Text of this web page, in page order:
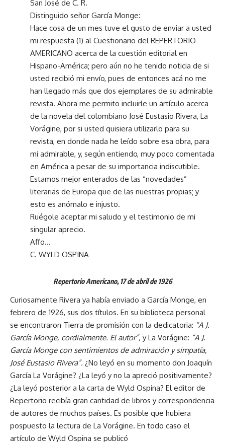
San José de C. R.
Distinguido señor García Monge:
Hace cosa de un mes tuve el gusto de enviar a usted
mi respuesta (1) al Cuestionario del REPERTORIO
AMERICANO acerca de la cuestión editorial en
Hispano-América; pero aún no he tenido noticia de si
usted recibió mi envío, pues de entonces acá no me
han llegado más que dos ejemplares de su admirable
revista. Ahora me permito incluirle un artículo acerca
de la novela del colombiano José Eustasio Rivera, La
Vorágine, por si usted quisiera utilizarlo para su
revista, en donde nada he leído sobre esa obra, para
mi admirable, y, según entiendo, muy poco comentada
en América a pesar de su importancia indiscutible.
Estamos mejor enterados de las “novedades”
literarias de Europa que de las nuestras propias; y
esto es anómalo e injusto.
Ruégole aceptar mi saludo y el testimonio de mi
singular aprecio.
Affo…
C. WYLD OSPINA
Repertorio Americano, 17 de abril de 1926
Curiosamente Rivera ya había enviado a García Monge, en
febrero de 1926, sus dos títulos. En su biblioteca personal
se encontraron Tierra de promisión con la dedicatoria: “A J.
García Monge, cordialmente. El autor”, y La Vorágine: “A J.
García Monge con sentimientos de admiración y simpatía,
José Eustasio Rivera”. ¿No leyó en su momento don Joaquín
García La Vorágine? ¿La leyó y no la apreció positivamente?
¿La leyó posterior a la carta de Wyld Ospina? El editor de
Repertorio recibía gran cantidad de libros y correspondencia
de autores de muchos países. Es posible que hubiera
pospuesto la lectura de La Vorágine. En todo caso el
artículo de Wyld Ospina se publicó